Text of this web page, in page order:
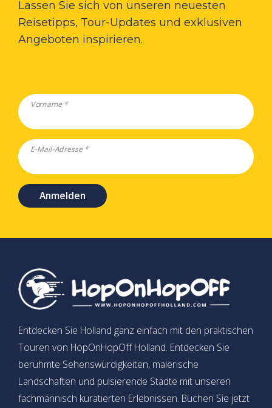
Lassen Sie sich von unseren neuesten
Reisetipps, Tour-Updates und exklusiven
Angeboten inspirieren.
Vorname *
E-Mail-Adresse *
Anmelden
Entdecken Sie Holland ganz einfach mit den praktischen
Touren von HopOnHopOff Holland. Entdecken Sie
berühmte Sehenswürdigkeiten, malerische
Landschaften und pulsierende Städte mit unseren
fachmännisch kuratierten Erlebnissen. Buchen Sie jetzt